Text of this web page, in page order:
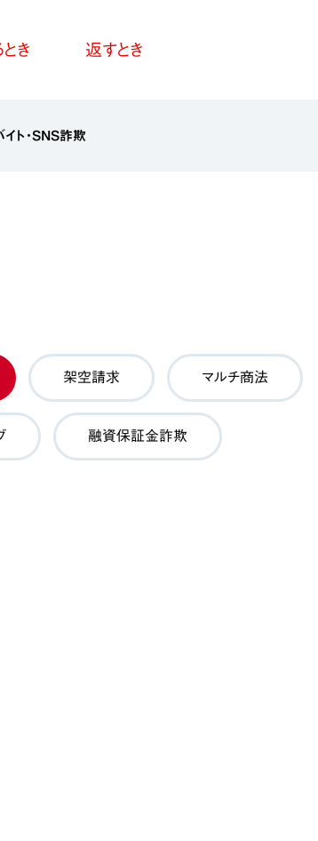
き 返すとき
イト・SNS詐欺
架空請求 マルチ商法
融資保証金詐欺